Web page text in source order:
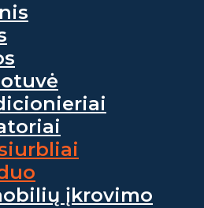
įkrovimo